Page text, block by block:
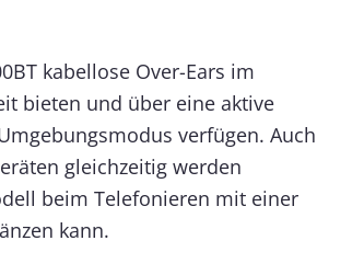
kabellose Over-Ears im
bieten und über eine aktive
verfügen. Auch
gleichzeitig werden
beim Telefonieren mit einer
kann.